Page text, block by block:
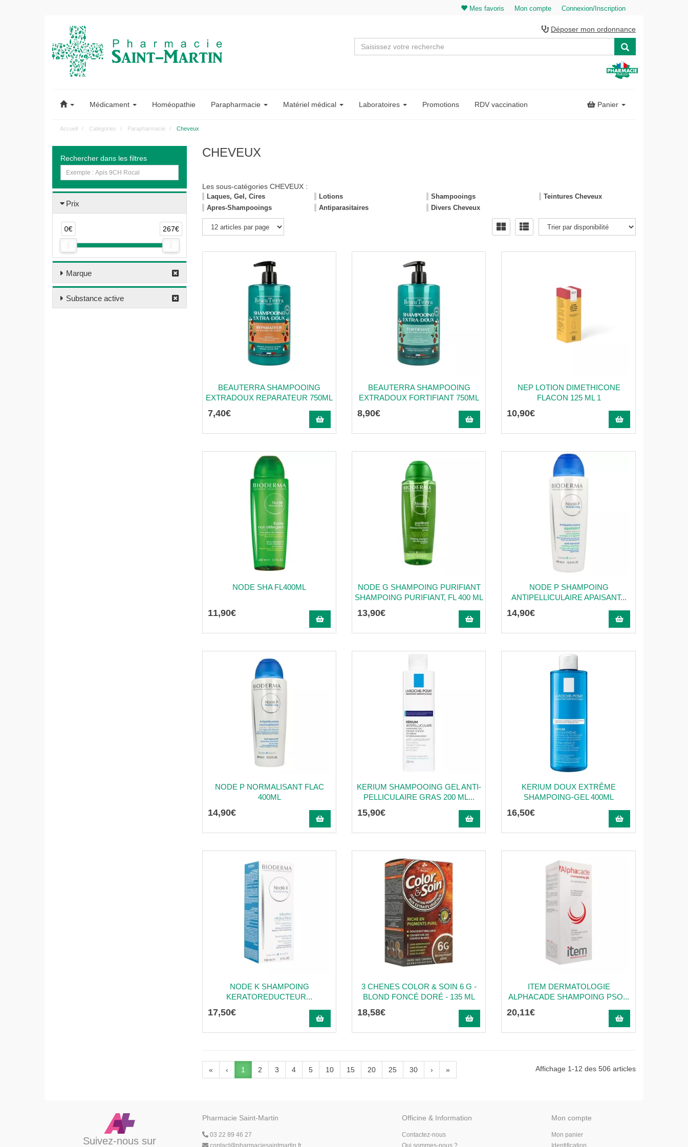
Mes favoris Mon compte Connexion/Inscription
Saint-
Martin
Pharmacie
Saint-
Martin
Amiens
Déposer mon ordonnance
Médicament Homéopathie Parapharmacie Matériel médical Laboratoires Promotions RDV vaccination Panier
Accueil Catégories Parapharmacie Cheveux
CHEVEUX
Les sous-catégories CHEVEUX:
Laques, Gel, Cires Lotions Shampooings
Teintures Cheveux
Apres-Shampooings
Antiparasitaires Divers Cheveux
BEAUTERRA SHAMPOOING
EXTRADOUX REPARATEUR 750ML
7,40€
BEAUTERRA SHAMPOOING
EXTRADOUX FORTIFIANT 750ML
8,90€
NEP LOTION DIMETHICONE
FLACON 125 ML 1
10,90€
NODE SHA FL400ML
11,90€
NODE G SHAMPOING PURIFIANT
SHAMPOING PURIFIANT, FL 400 ML
13,90€
NODE P SHAMPOING
ANTIPELLICULAIRE APAISANT...
14,90€
NODE P NORMALISANT FLAC
400ML
14,90€
KERIUM SHAMPOOING GEL ANTI-
PELLICULAIRE GRAS 200 ML...
15,90€
KERIUM DOUX EXTRÊME
SHAMPOING-GEL 400ML
16,50€
NODE K SHAMPOING
KERATOREDUCTEUR...
17,50€
3 CHENES COLOR & SOIN 6 G -
BLOND FONCÉ DORÉ - 135 ML
18,58€
ITEM DERMATOLOGIE
ALPHACADE SHAMPOING PSO...
20,11€
« ‹ 1 2 3 4 5 10 15 20 25 30 › » Affichage 1-12 des 506 articles
Rechercher dans les filtres
Prix
0€ 267€
Marque
Substance active
Suivez-nous sur
Pharmacie Saint-Martin
03 22 89 46 27
contact@pharmaciesaintmartin.fr
Officine & Information
Contactez-nous
Qui sommes-nous ?
Mon compte
Mon panier
Identification